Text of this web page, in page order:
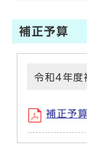
補正予算
令和4年度
補正予